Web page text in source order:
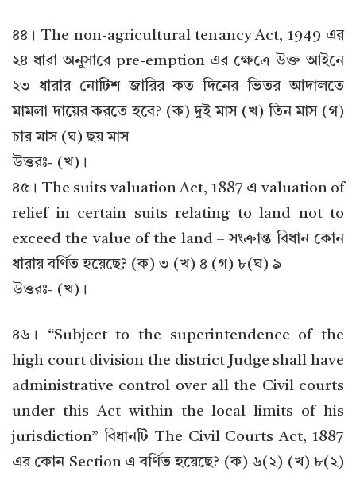
৪৪। The non-agricultural tenancy Act, 1949 এর
২৪ ধারা অনুসারে pre-emption এর ক্ষেত্রে উক্ত আইনে
২৩ ধারার নোটিশ জারির কত দিনের ভিতর আদালতে
মামলা দায়ের করতে হবে? (ক) দুই মাস (খ) তিন মাস (গ)
চার মাস (ঘ) ছয় মাস
উত্তরঃ- (খ)।
৪৫। The suits valuation Act, 1887 এ valuation of
relief in certain suits relating to land not to
exceed the value of the land – সংক্রান্ত বিধান কোন
ধারায় বর্ণিত হয়েছে? (ক) ৩ (খ) ৪ (গ) ৮(ঘ) ৯
উত্তরঃ- (খ)।
৪৬। “Subject to the superintendence of the
high court division the district Judge shall have
administrative control over all the Civil courts
under this Act within the local limits of his
jurisdiction” বিধানটি The Civil Courts Act, 1887
এর কোন Section এ বর্ণিত হয়েছে? (ক) ৬(২) (খ) ৮(২)